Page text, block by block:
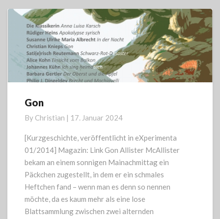
Gon
Gon
By Christian | 17. Januar 2024
[Kurzgeschichte, veröffentlicht in eXperimenta
01/2014] Magazin: Link Gon Allister McAllister
bekam an einem sonnigen Mainachmittag ein
Päckchen zugestellt, in dem er ein schmales
Heftchen fand – wenn man es denn so nennen
möchte, da es kaum mehr als eine lose
Blattsammlung zwischen zwei alternden